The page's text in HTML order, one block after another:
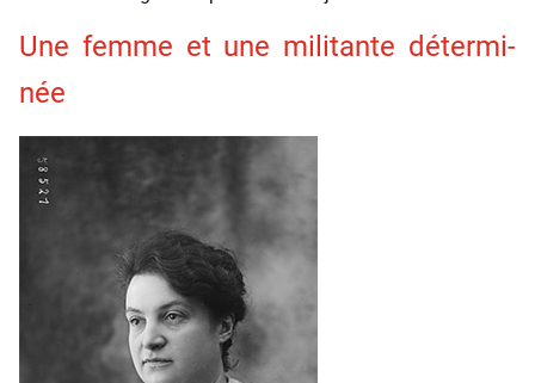
Une femme et une mili­tante déter­mi­
née